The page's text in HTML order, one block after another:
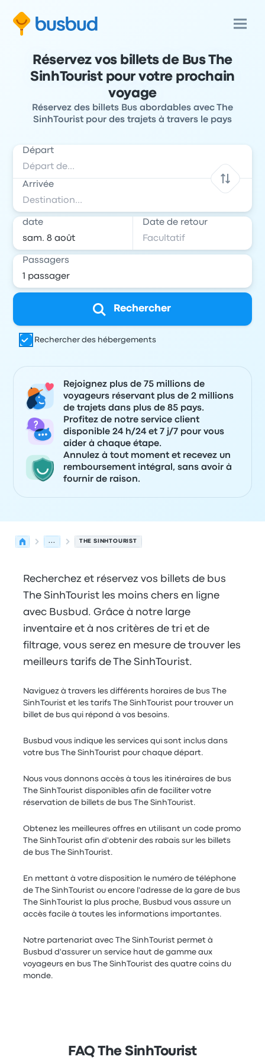
Réservez vos billets de Bus The
SinhTourist pour votre prochain
voyage
Réservez des billets Bus abordables avec The
SinhTourist pour des trajets à travers le pays
Départ
Arrivée
date Date de retour
Passagers
Rechercher
Rechercher des hébergements
Rejoignez plus de 75 millions de
voyageurs réservant plus de 2 millions
de trajets dans plus de 85 pays.
Profitez de notre service client
disponible 24 h/24 et 7 j/7 pour vous
aider à chaque étape.
Annulez à tout moment et recevez un
remboursement intégral, sans avoir à
fournir de raison.
... THE SINHTOURIST
Recherchez et réservez vos billets de bus
The SinhTourist les moins chers en ligne
avec Busbud. Grâce à notre large
inventaire et à nos critères de tri et de
filtrage, vous serez en mesure de trouver les
meilleurs tarifs de The SinhTourist.
Naviguez à travers les différents horaires de bus The
SinhTourist et les tarifs The SinhTourist pour trouver un
billet de bus qui répond à vos besoins.
Busbud vous indique les services qui sont inclus dans
votre bus The SinhTourist pour chaque départ.
Nous vous donnons accès à tous les itinéraires de bus
The SinhTourist disponibles afin de faciliter votre
réservation de billets de bus The SinhTourist.
Obtenez les meilleures offres en utilisant un code promo
The SinhTourist afin d'obtenir des rabais sur les billets
de bus The SinhTourist.
En mettant à votre disposition le numéro de téléphone
de The SinhTourist ou encore l'adresse de la gare de bus
The SinhTourist la plus proche, Busbud vous assure un
accès facile à toutes les informations importantes.
Notre partenariat avec The SinhTourist permet à
Busbud d'assurer un service haut de gamme aux
voyageurs en bus The SinhTourist des quatre coins du
monde.
FAQ The SinhTourist